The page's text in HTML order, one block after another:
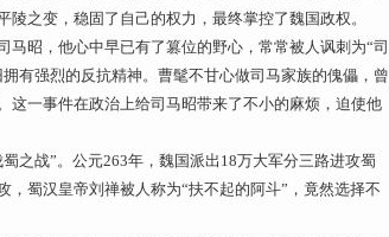
之变，稳固了自己的权力，最终掌控了魏国政权。
昭，他心中早已有了篡位的野心，常常被人讽刺为“司
有强烈的反抗精神。曹髦不甘心做司马家族的傀儡，曾
这一事件在政治上给司马昭带来了不小的麻烦，迫使他
之战”。公元263年，魏国派出18万大军分三路进攻蜀
蜀汉皇帝刘禅被人称为“扶不起的阿斗”，竟然选择不